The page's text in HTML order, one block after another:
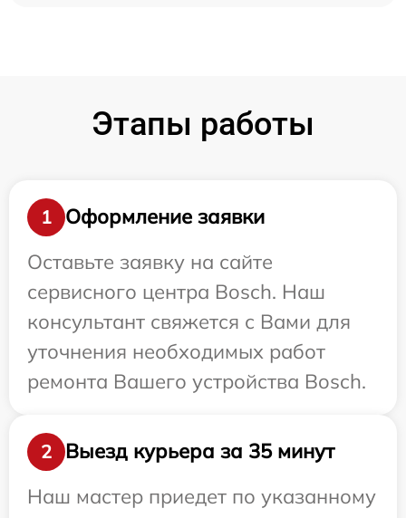
Этапы работы
1
Оформление заявки
Оставьте заявку на сайте
сервисного центра Bosch. Наш
консультант свяжется с Вами для
уточнения необходимых работ
ремонта Вашего устройства Bosch.
2
Выезд курьера за 35 минут
Наш мастер приедет по указанному